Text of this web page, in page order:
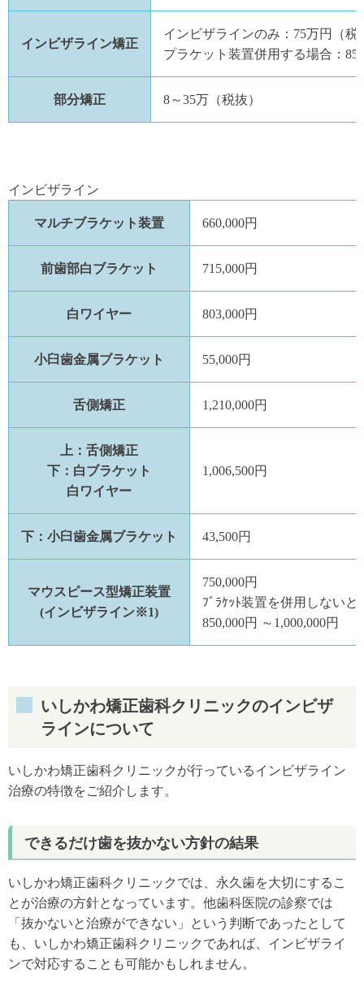
インビザライン矯正
インビザラインのみ：75万円（税
プラケット装置併用する場合：85
部分矯正 8～35万（税抜）
インビザライン
マルチブラケット装置 660,000円
前歯部白ブラケット 715,000円
白ワイヤー 803,000円
小臼歯金属ブラケット 55,000円
舌側矯正 1,210,000円
上：舌側矯正
下：白ブラケット
白ワイヤー
1,006,500円
下：小臼歯金属ブラケット 43,500円
マウスピース型矯正装置
(インビザライン※1)
750,000円
ﾌﾞﾗｹｯﾄ装置を併用しない
850,000円 ～1,000,000円
いしかわ矯正歯科クリニックのインビザ
ラインについて
いしかわ矯正歯科クリニックが行っているインビザライン
治療の特徴をご紹介します。
できるだけ歯を抜かない方針の結果
いしかわ矯正歯科クリニックでは、永久歯を大切にするこ
とが治療の方針となっています。他歯科医院の診察では
「抜かないと治療ができない」という判断であったとして
も、いしかわ矯正歯科クリニックであれば、インビザライ
ンで対応することも可能かもしれません。